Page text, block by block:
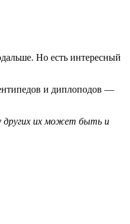
Но есть интересный
и диплоподов —
других их может быть и